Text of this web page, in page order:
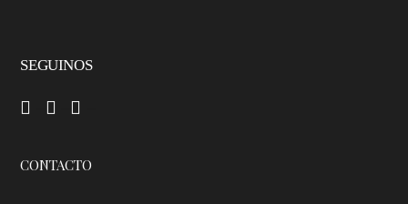
SEGUINOS
CONTACTO